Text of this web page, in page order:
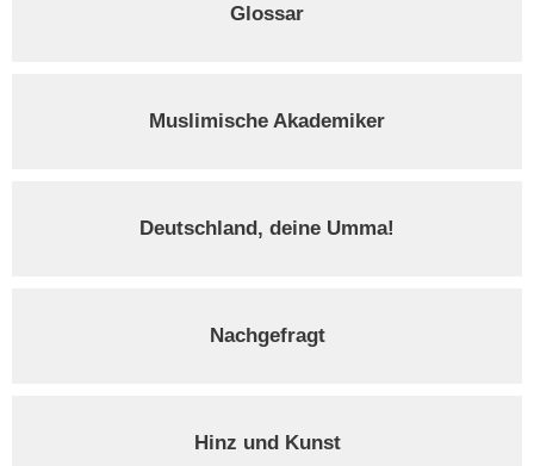
Glossar
Muslimische Akademiker
Deutschland, deine Umma!
Nachgefragt
Hinz und Kunst